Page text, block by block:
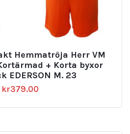
Hemmatröja Herr VM
+ Korta byxor
EDERSON M. 23
kr379.00